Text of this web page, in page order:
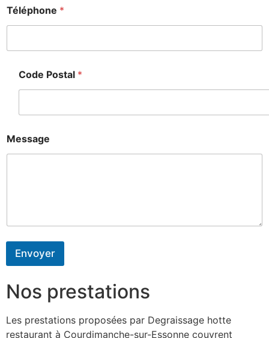
Téléphone *
Code Postal *
Message
Envoyer
Nos prestations
Les prestations proposées par Degraissage hotte
restaurant à Courdimanche-sur-Essonne couvrent